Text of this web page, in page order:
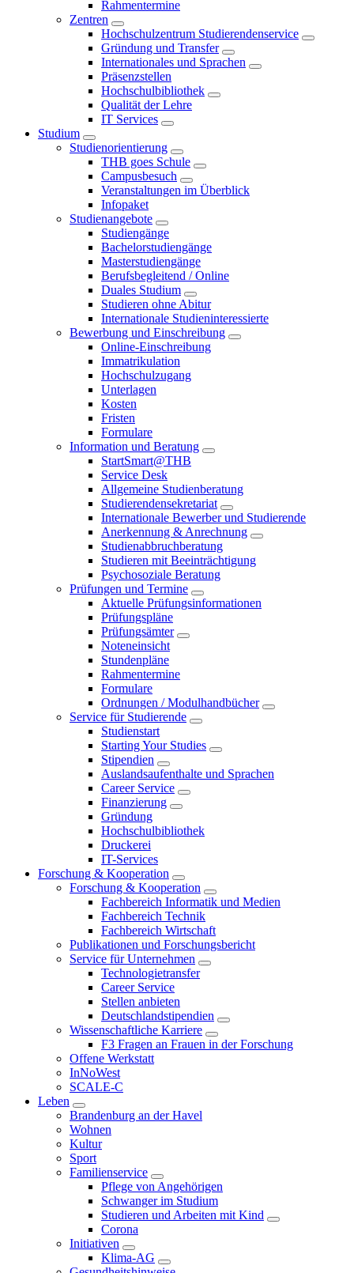
Rahmentermine
Zentren
Hochschulzentrum Studierendenservice
Gründung und Transfer
Internationales und Sprachen
Präsenzstellen
Hochschulbibliothek
Qualität der Lehre
IT Services
Studium
Studienorientierung
THB goes Schule
Campusbesuch
Veranstaltungen im Überblick
Infopaket
Studienangebote
Studiengänge
Bachelorstudiengänge
Masterstudiengänge
Berufsbegleitend / Online
Duales Studium
Studieren ohne Abitur
Internationale Studieninteressierte
Bewerbung und Einschreibung
Online-Einschreibung
Immatrikulation
Hochschulzugang
Unterlagen
Kosten
Fristen
Formulare
Information und Beratung
StartSmart@THB
Service Desk
Allgemeine Studienberatung
Studierendensekretariat
Internationale Bewerber und Studierende
Anerkennung & Anrechnung
Studienabbruchberatung
Studieren mit Beeinträchtigung
Psychosoziale Beratung
Prüfungen und Termine
Aktuelle Prüfungsinformationen
Prüfungspläne
Prüfungsämter
Noteneinsicht
Stundenpläne
Rahmentermine
Formulare
Ordnungen / Modulhandbücher
Service für Studierende
Studienstart
Starting Your Studies
Stipendien
Auslandsaufenthalte und Sprachen
Career Service
Finanzierung
Gründung
Hochschulbibliothek
Druckerei
IT-Services
Forschung & Kooperation
Forschung & Kooperation
Fachbereich Informatik und Medien
Fachbereich Technik
Fachbereich Wirtschaft
Publikationen und Forschungsbericht
Service für Unternehmen
Technologietransfer
Career Service
Stellen anbieten
Deutschlandstipendien
Wissenschaftliche Karriere
F3 Fragen an Frauen in der Forschung
Offene Werkstatt
InNoWest
SCALE-C
Leben
Brandenburg an der Havel
Wohnen
Kultur
Sport
Familienservice
Pflege von Angehörigen
Schwanger im Studium
Studieren und Arbeiten mit Kind
Corona
Initiativen
Klima-AG